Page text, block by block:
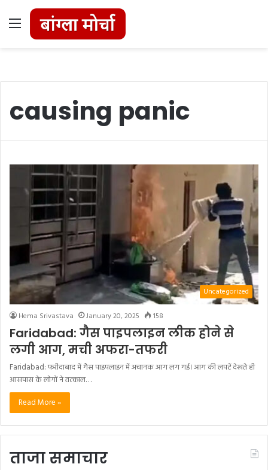
Menu
causing panic
Uncategorized
Hema Srivastava January 20, 2025 158
Faridabad: गैस पाइपलाइन लीक होने से
लगी आग, मची अफरा-तफरी
Faridabad: फरीदाबाद में गैस पाइपलाइन में अचानक आग लग गई। आग की लपटें देखते ही
आसपास के लोगों ने तत्काल…
Read More »
ताजा समाचार